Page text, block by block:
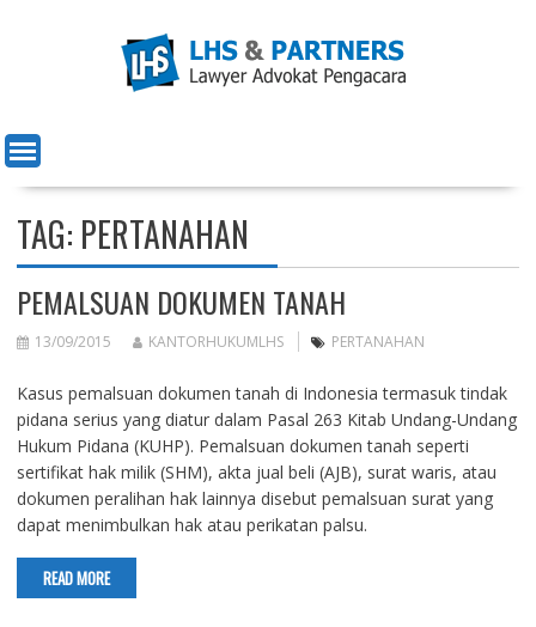
TAG: PERTANAHAN
PEMALSUAN DOKUMEN TANAH
13/09/2015 KANTORHUKUMLHS PERTANAHAN
Kasus pemalsuan dokumen tanah di Indonesia termasuk tindak
pidana serius yang diatur dalam Pasal 263 Kitab Undang-Undang
Hukum Pidana (KUHP). Pemalsuan dokumen tanah seperti
sertifikat hak milik (SHM), akta jual beli (AJB), surat waris, atau
dokumen peralihan hak lainnya disebut pemalsuan surat yang
dapat menimbulkan hak atau perikatan palsu.
READ MORE